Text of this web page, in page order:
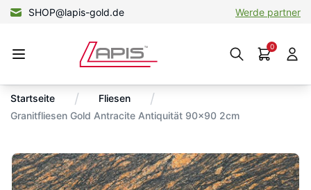
+49 15156580694 Werde partner
SHOP@lapis-gold.de Werde partner
0
Startseite / Fliesen /
Granitfliesen Gold Antracite Antiquität 90×90 2cm